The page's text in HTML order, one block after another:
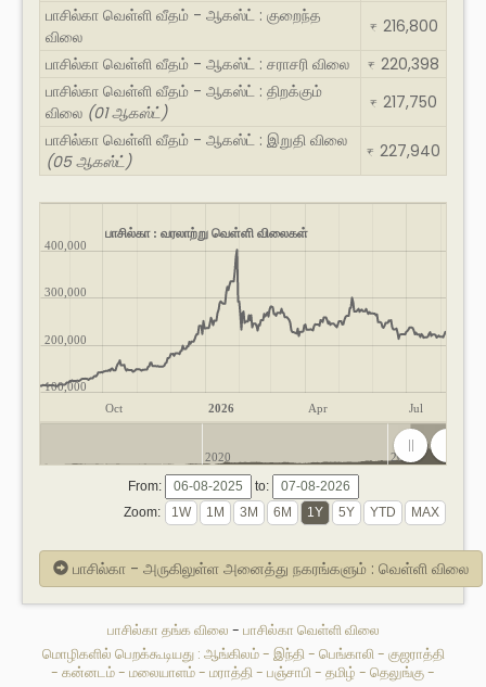
பாசில்கா வெள்ளி வீதம் - ஆகஸ்ட் : குறைந்த
விலை
₹ 216,800
பாசில்கா வெள்ளி வீதம் - ஆகஸ்ட் : சராசரி விலை
₹ 220,398
பாசில்கா வெள்ளி வீதம் - ஆகஸ்ட் : திறக்கும்
விலை (01 ஆகஸ்ட்) ₹ 217,750
பாசில்கா வெள்ளி வீதம் - ஆகஸ்ட் : இறுதி விலை
(05 ஆகஸ்ட்)
₹ 227,940
பாசில்கா : வரலாற்று வெள்ளி விலைகள்
Oct 2026 Apr Jul
100,000
200,000
300,000
400,000
2020 2025
From:
to:
Zoom:
பாசில்கா - அருகிலுள்ள அனைத்து நகரங்களும் : வெள்ளி விலை
பாசில்கா தங்க விலை - பாசில்கா வெள்ளி விலை
மொழிகளில் பெறக்கூடியது : ஆங்கிலம்- இந்தி- பெங்காலி- குஜராத்தி
- கன்னடம்- மலையாளம்- மராத்தி- பஞ்சாபி- தமிழ் - தெலுங்கு-